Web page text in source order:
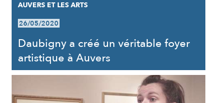
AUVERS ET LES ARTS
26/05/2020
Daubigny a créé un véritable foyer
artistique à Auvers